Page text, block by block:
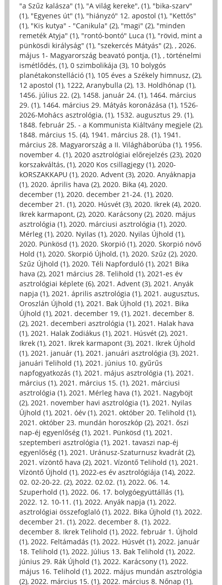
"a Szűz kalásza" (1), "A világ kereke", (1), "bika-szarv"
(1), "Egyenes út" (1), "hiányzó" 12. apostol (1), "Kettős"
(1), "Kis kutya" - "Canikula" (2), "magi" (2), "minden
remeték Atyja" (1), "rontó-bontó" Luca (1), "rövid, mint a
pünkösdi királyság" (1), "szekercés Mátyás" (2), , 2026.
május 1- Magyarország beavató pontja, (1), , történelmi
ismétlődés, (1), 0 szimbolikája (3), 10 bolygós
planétakonstelláció (1), 105 éves a Székely himnusz, (2),
12 apostol (1), 1222, Aranybulla (2), 13. Holdhónap (1),
1456. július 22. (2), 1458. január 24. (1), 1464. március
29. (1), 1464. március 29. Mátyás koronázása (1), 1526-
2026-Mohács asztrológia, (1), 1532. augusztus 29. (1),
1848. február 25. - a Kommunista Kiáltvány megjele (2),
1848. március 15. (4), 1941. március 28. (1), 1941.
március 28. Magyarország a II. Világháborúba (1), 1956.
november 4. (1), 2020 asztrológiai előrejelzés (23), 2020
korszakváltás, (1), 2020 Kos csillagjegy (1), 2020-
kORSZAKKAPU (1), 2020. Advent (3), 2020. Anyáknapja
(1), 2020. április hava (2), 2020. Bika (4), 2020.
december (1), 2020. december 21-24. (1), 2020.
december 21. (1), 2020. Húsvét (3), 2020. Ikrek (4), 2020.
Ikrek karmapont, (2), 2020. Karácsony (2), 2020. május
asztrológia (1), 2020. márciusi asztrológia (1), 2020.
Mérleg (1), 2020. Nyilas (1), 2020. Nyilas Újhold (1),
2020. Pünkösd (1), 2020. Skorpió (1), 2020. Skorpió növő
Hold (1), 2020. Skorpió Újhold, (1), 2020. Szűz (2), 2020.
Szűz Újhold (1), 2020. Téli Napforduló (1), 2021 Bika
hava (2), 2021 március 28. Telihold (1), 2021-es év
asztrológiai képlete (6), 2021. Advent (3), 2021. Anyák
napja (1), 2021. április asztrológia (1), 2021. augusztus,
Oroszlán Újhold (1), 2021. Bak Újhold (1), 2021. Bika
Újhold (1), 2021. december 19, (1), 2021. december 8.
(2), 2021. decemberi asztrológia (1), 2021. Halak hava
(1), 2021. Halak Zodiákus (1), 2021. Húsvét (2), 2021.
Ikrek (1), 2021. Ikrek karmapont (3), 2021. Ikrek Újhold
(1), 2021. január (1), 2021. januári asztrológia (3), 2021.
januári Telihold (1), 2021. június 10. gyűrűs
napfogyatkozás (1), 2021. május asztrológia (1), 2021.
március (1), 2021. március 15. (1), 2021. márciusi
asztrológia (1), 2021. Mérleg hava (1), 2021. Nagyböjt
(2), 2021. november havi asztrológia (1), 2021. Nyilas
Újhold (1), 2021. óév (1), 2021. október 20. Telihold (1),
2021. október 23. mundán horoszkóp (2), 2021. őszi
nap-éj egyenlőség (1), 2021. Pünkösd (1), 2021.
szeptemberi asztrológia (1), 2021. tavaszi nap-éj
egyenlőség (1), 2021. Uránusz-Szaturnusz kvadrát (2),
2021. vízöntő hava (2), 2021. Vízöntő Telihold (1), 2021.
Vízöntő Újhold (1), 2022-es év asztrológiája (14), 2022.
02. 02-20-22. (2), 2022. 02.02. (1), 2022. 06. 14.
Szuperhold (1), 2022. 06. 17. bolygóegyüttállás (1),
2022. 12. 10-11. (1), 2022. Anyák napja (1), 2022.
asztrológiai összefoglaló (1), 2022. Bika Újhold (1), 2022.
december 21. (1), 2022. december 8. (1), 2022.
december 8. Ikrek Telihold (1), 2022. február 1. Újhold
(1), 2022. Feltámadás (1), 2022. Húsvét (1), 2022. január
18. Telihold (1), 2022. Július 13. Bak Telihold (1), 2022.
június 29. Rák Újhold (1), 2022. Karácsony (1), 2022.
május 16. Telihold (1), 2022. május mundán asztrológia
(2), 2022. március 15. (1), 2022. március 8. Nőnap (1),